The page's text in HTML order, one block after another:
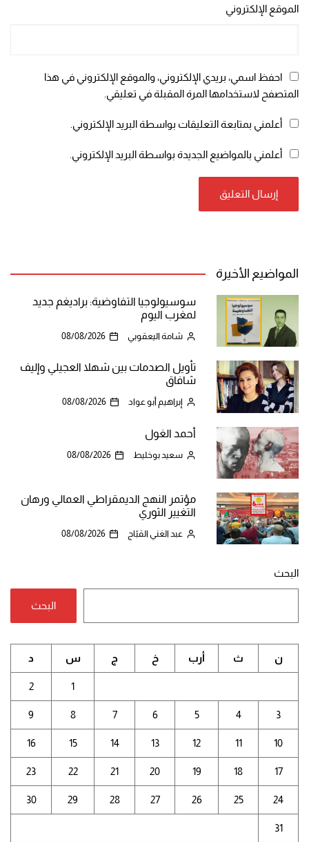
الموقع الإلكتروني
احفظ اسمي، بريدي الإلكتروني، والموقع الإلكتروني في هذا
المتصفح لاستخدامها المرة المقبلة في تعليقي.
أعلمني بمتابعة التعليقات بواسطة البريد الإلكتروني.
أعلمني بالمواضيع الجديدة بواسطة البريد الإلكتروني.
المواضيع الأخيرة
سوسيولوجيا التفاوضية: براديغم جديد
لمغرب اليوم
شامة اليعقوبي 08/08/2026
تأويل الصدمات بين شهلا العجيلي وإليف
شافاق
إبراهيم أبو عواد 08/08/2026
أحمد الغول
سعيد بوخليط 08/08/2026
مؤتمر النهج الديمقراطي العمالي ورهان
التغيير الثوري
عبد الغني القبّاج 08/08/2026
البحث
البحث
ن ث أرب خ ج س د
1
2
3
4
5
6
7
8
9
10
11
12
13
14
15
16
17
18
19
20
21
22
23
24
25
26
27
28
29
30
31